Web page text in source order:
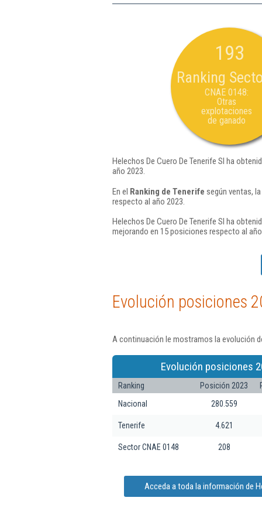
193
Ranking
CNAE 0148:
Otras
explotaciones
de ganado
Helechos De Cuero De Tenerife Sl ha
año 2023.
En el Ranking de Tenerife según ventas,
respecto al año 2023.
Helechos De Cuero De Tenerife Sl ha
mejorando en 15 posiciones respecto al
Evolución posiciones
A continuación le mostramos la evolución
Evolución posiciones
Ranking Posición 2023
Nacional
280.559
Tenerife 4.621
Sector CNAE 0148 208
Acceda a toda la información de